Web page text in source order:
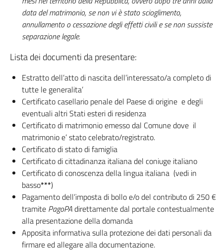
data del matrimonio, se non vi è stato scioglimento,
annullamento o cessazione degli effetti civili e se non sussiste
separazione legale.
Lista dei documenti da presentare:
Estratto dell’atto di nascita dell’interessato/a completo di
tutte le generalita’
Certificato casellario penale del Paese di origine e degli
eventuali altri Stati esteri di residenza
Certificato di matrimonio emesso dal Comune dove il
matrimonio e’ stato celebrato/registrato.
Certificato di stato di famiglia
Certificato di cittadinanza italiana del coniuge italiano
Certificato di conoscenza della lingua italiana (vedi in
basso***)
Pagamento dell’imposta di bollo e/o del contributo di 250 €
tramite PagoPAdirettamente dal portale contestualmente
alla presentazione della domanda
Apposita informativa sulla protezione dei dati personali da
firmare ed allegare alla documentazione.